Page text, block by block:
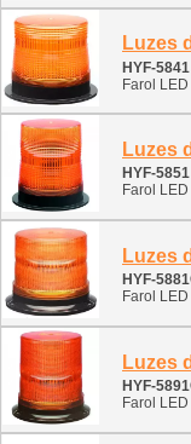
HYF-5841
Farol LED adequado para um
HYF-5851
Farol LED adequado para um
HYF-
Farol LED adequado para um
HYF-
Farol LED adequado para um